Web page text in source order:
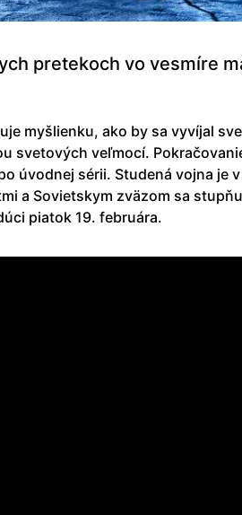
pretekoch vo vesmíre
myšlienku, ako by sa vyvíjal
svetových veľmocí.
úvodnej sérii. Studená vojna je
a Sovietskym zväzom sa
piatok 19. februára.